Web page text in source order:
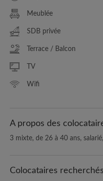
Meublée
SDB privée
Terrace / Balcon
TV
Wifi
A propos des
3 mixte, de 26 à 40 ans,
Colocataires recherchés